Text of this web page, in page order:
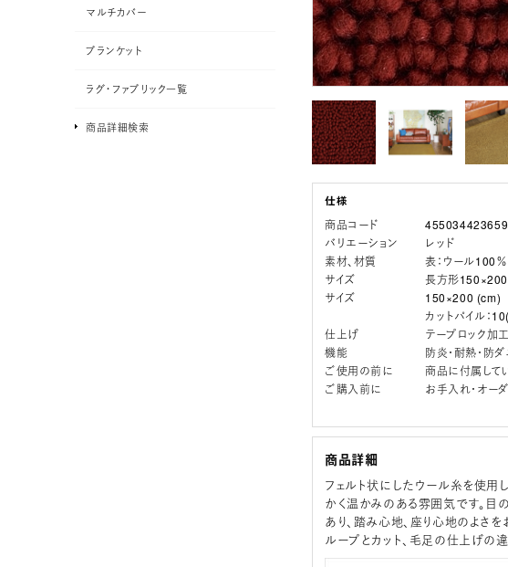
商品コード
バリエーション
レッド
素材、材質
表：ウール100
サイズ
長方形
サイズ
150×200 (cm)
カットパイル：
仕上げ
テープロック加工
機能
防炎・耐熱・防
ご使用の前に
商品に付属して
ご購入前に
お手入れ・オー
商品詳細
フェルト状にしたウール糸を使用
かく温かみのある雰囲気です。目
あり、踏み心地、座り心地のよさ
ループとカット、毛足の仕上げの
マルチカバー
ブランケット
ラグ・ファブリック一覧
商品詳細検索